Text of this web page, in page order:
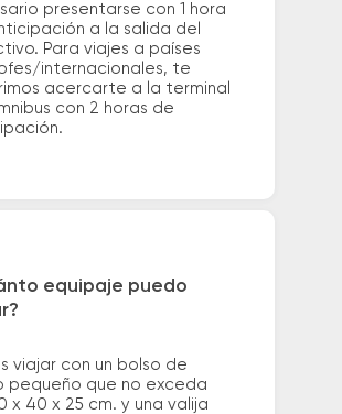
presentarse con 1 hora
a la salida del
Para viajes a países
internacionales, te
acercarte a la terminal
con 2 horas de
equipaje puedo
viajar con un bolso de
pequeño que no exceda
x 40 x 25 cm. y una valija